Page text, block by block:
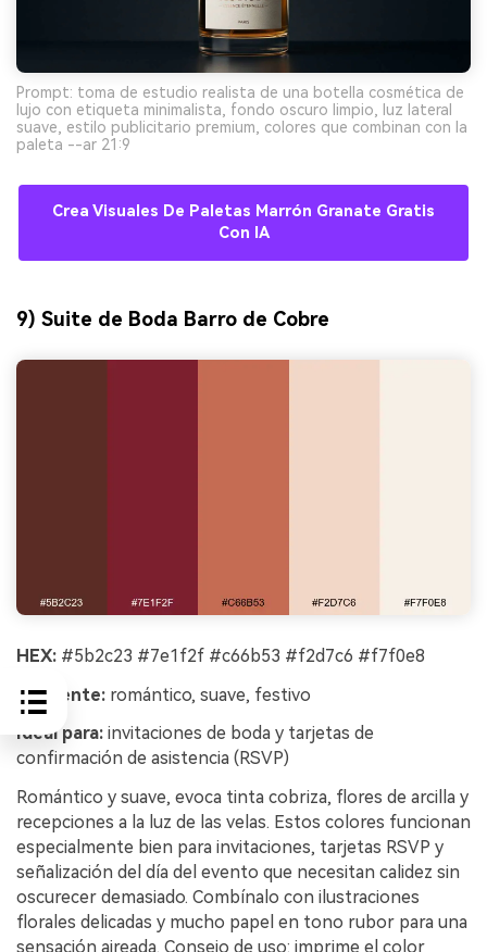
Prompt: toma de estudio realista de una botella cosmética de
lujo con etiqueta minimalista, fondo oscuro limpio, luz lateral
suave, estilo publicitario premium, colores que combinan con la
paleta --ar 21:9
Crea Visuales De Paletas Marrón Granate Gratis
Con IA
9) Suite de Boda Barro de Cobre
HEX: #5b2c23 #7e1f2f #c66b53 #f2d7c6 #f7f0e8
Ambiente: romántico, suave, festivo
Ideal para: invitaciones de boda y tarjetas de
confirmación de asistencia (RSVP)
Romántico y suave, evoca tinta cobriza, flores de arcilla y
recepciones a la luz de las velas. Estos colores funcionan
especialmente bien para invitaciones, tarjetas RSVP y
señalización del día del evento que necesitan calidez sin
oscurecer demasiado. Combínalo con ilustraciones
florales delicadas y mucho papel en tono rubor para una
sensación aireada. Consejo de uso: imprime el color